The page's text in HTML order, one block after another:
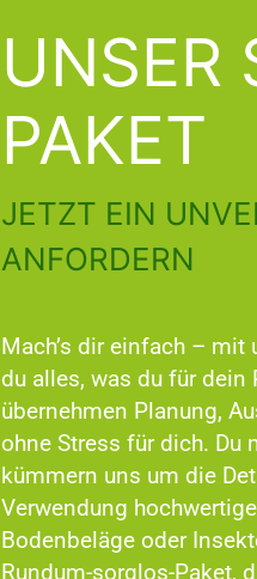
UNSER
PAKET
JETZT EIN
ANFORDERN
Mach’s dir einfach –
du alles, was du für dein
übernehmen Planung,
ohne Stress für dich.
kümmern uns um die
Verwendung
Bodenbeläge oder
Rundum-sorglos-Paket,